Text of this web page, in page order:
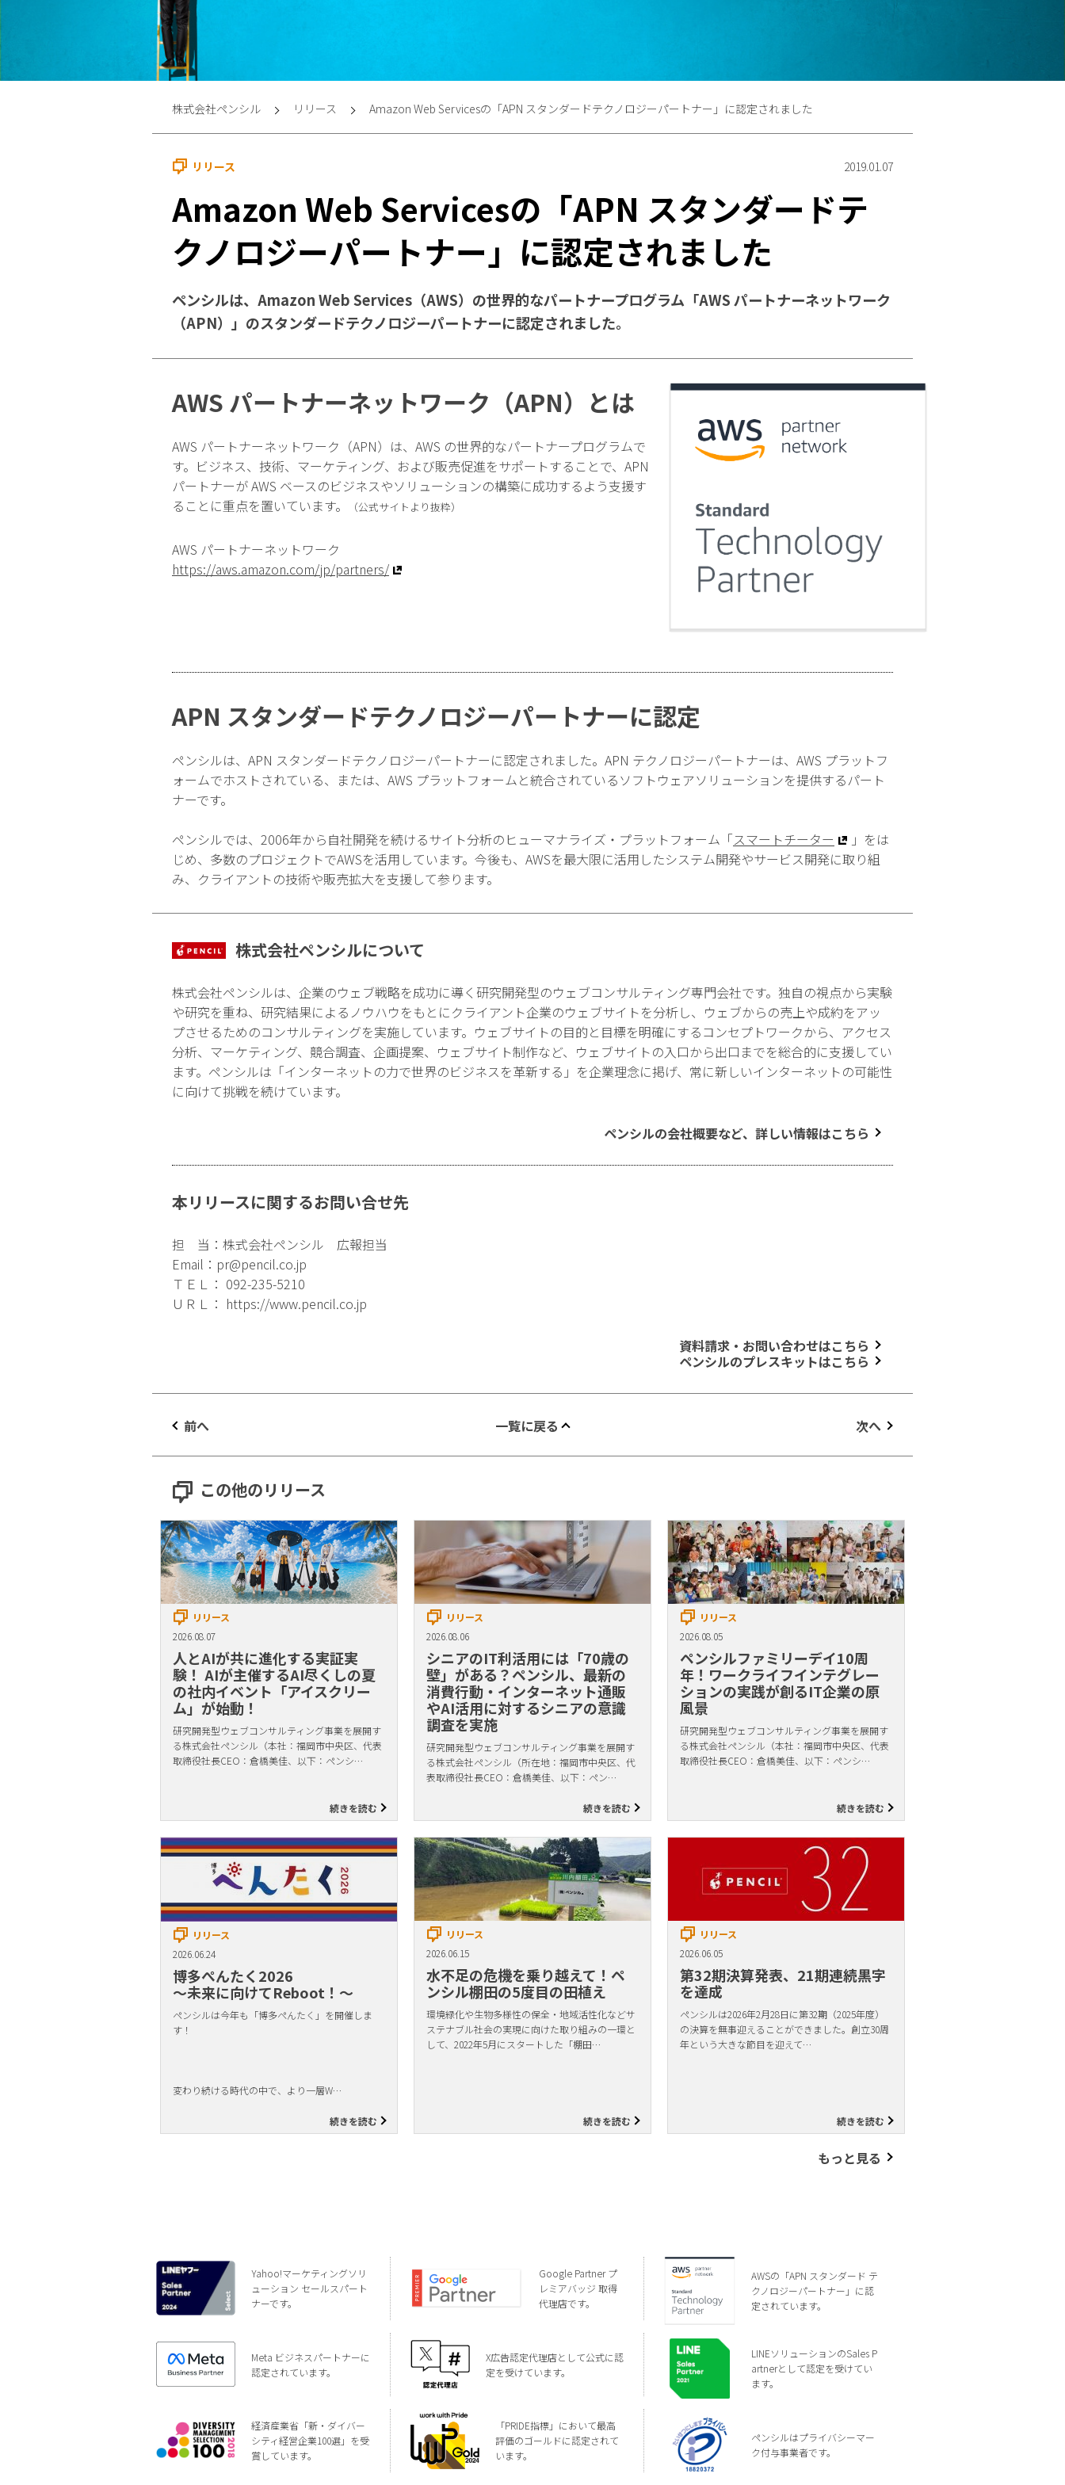
株式会社ペンシル リリース Amazon Web Servicesの「APN スタンダードテクノロジーパートナー」に認定されました
リリース 2019.01.07
Amazon Web Servicesの「APN スタンダードテ
クノロジーパートナー」に認定されました
ペンシルは、Amazon Web Services（AWS）の世界的なパートナープログラム「AWS パートナーネットワーク
（APN）」のスタンダードテクノロジーパートナーに認定されました。
AWS パートナーネットワーク（APN）とは
AWS パートナーネットワーク（APN）は、AWS の世界的なパートナープログラムで
す。ビジネス、技術、マーケティング、および販売促進をサポートすることで、APN
パートナーが AWS ベースのビジネスやソリューションの構築に成功するよう支援す
ることに重点を置いています。
（公式サイトより抜粋）
AWS パートナーネットワーク
https://aws.amazon.com/jp/partners/
APN スタンダードテクノロジーパートナーに認定
ペンシルは、APN スタンダードテクノロジーパートナーに認定されました。APN テクノロジーパートナーは、AWS プラットフ
ォームでホストされている、または、AWS プラットフォームと統合されているソフトウェアソリューションを提供するパート
ナーです。
ペンシルでは、2006年から自社開発を続けるサイト分析のヒューマナライズ・プラットフォーム「スマートチーター
」をは
じめ、多数のプロジェクトでAWSを活用しています。今後も、AWSを最大限に活用したシステム開発やサービス開発に取り組
み、クライアントの技術や販売拡大を支援して参ります。
株式会社ペンシルについて
株式会社ペンシルは、企業のウェブ戦略を成功に導く研究開発型のウェブコンサルティング専門会社です。独自の視点から実験
や研究を重ね、研究結果によるノウハウをもとにクライアント企業のウェブサイトを分析し、ウェブからの売上や成約をアッ
プさせるためのコンサルティングを実施しています。ウェブサイトの目的と目標を明確にするコンセプトワークから、アクセス
分析、マーケティング、競合調査、企画提案、ウェブサイト制作など、ウェブサイトの入口から出口までを総合的に支援してい
ます。ペンシルは「インターネットの力で世界のビジネスを革新する」を企業理念に掲げ、常に新しいインターネットの可能性
に向けて挑戦を続けています。
ペンシルの会社概要など、詳しい情報はこちら
本リリースに関するお問い合せ先
担 当：株式会社ペンシル 広報担当
Email： pr@pencil.co.jp
ＴＥＬ： 092-235-5210
ＵＲＬ： https://www.pencil.co.jp
資料請求・お問い合わせはこちら
ペンシルのプレスキットはこちら
前へ 一覧に戻る 次へ
この他のリリース
リリース
2026.08.07
人とAIが共に進化する実証実
験！ AIが主催するAI尽くしの夏
の社内イベント「アイスクリー
ム」が始動！
研究開発型ウェブコンサルティング事業を展開す
る株式会社ペンシル（本社：福岡市中央区、代表
取締役社長CEO：倉橋美佳、以下：ペンシ…
続きを読む
リリース
2026.08.06
シニアのIT利活用には「70歳の
壁」がある？ペンシル、最新の
消費行動・インターネット通販
やAI活用に対するシニアの意識
調査を実施
研究開発型ウェブコンサルティング事業を展開す
る株式会社ペンシル（所在地：福岡市中央区、代
表取締役社長CEO：倉橋美佳、以下：ペン…
続きを読む
リリース
2026.08.05
ペンシルファミリーデイ10周
年！ワークライフインテグレー
ションの実践が創るIT企業の原
風景
研究開発型ウェブコンサルティング事業を展開す
る株式会社ペンシル（本社：福岡市中央区、代表
取締役社長CEO：倉橋美佳、以下：ペンシ…
続きを読む
リリース
2026.06.24
博多ぺんたく2026
〜未来に向けてReboot！〜
ペンシルは今年も「博多ぺんたく」を開催しま
す！
変わり続ける時代の中で、より一層W…
続きを読む
リリース
2026.06.15
水不足の危機を乗り越えて！ペ
ンシル棚田の5度目の田植え
環境緑化や生物多様性の保全・地域活性化などサ
ステナブル社会の実現に向けた取り組みの一環と
して、2022年5月にスタートした「棚田…
続きを読む
リリース
2026.06.05
第32期決算発表、21期連続黒字
を達成
ペンシルは2026年2月28日に第32期（2025年度）
の決算を無事迎えることができました。創立30周
年という大きな節目を迎えて…
続きを読む
もっと見る
Yahoo!マーケティングソリ
ューション セールスパート
ナーです。
Google Partner プ
レミアバッジ 取得
代理店です。
AWSの「APN スタンダード テ
クノロジーパートナー」に認
定されています。
Meta ビジネスパートナーに
認定されています。
X広告認定代理店として公式に認
定を受けています。
LINEソリューションのSales P
artnerとして認定を受けてい
ます。
経済産業省「新・ダイバー
シティ経営企業100選」を受
賞しています。
「PRIDE指標」において最高
評価のゴールドに認定されて
います。
ペンシルはプライバシーマー
ク付与事業者です。